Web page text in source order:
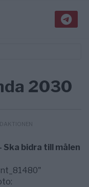
2030
bidra till målen